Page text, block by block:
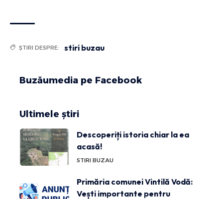
ȘTIRI DESPRE: stiri buzau
Buzăumedia pe Facebook
Ultimele știri
Descoperiți istoria chiar la ea
acasă!
STIRI BUZAU
Primăria comunei Vintilă Vodă:
Vești importante pentru